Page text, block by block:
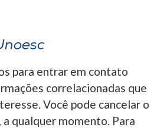
para entrar em contato
correlacionadas que
Você pode cancelar o
qualquer momento. Para